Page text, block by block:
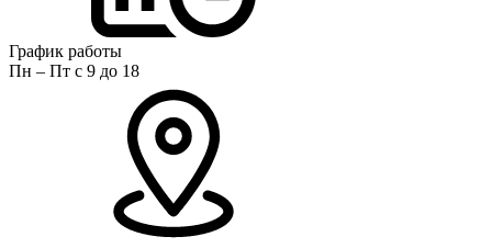
График работы
Пн – Пт с 9 до 18